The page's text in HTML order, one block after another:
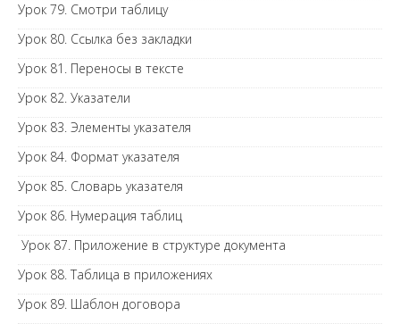
Урок 79. Смотри таблицу
Урок 80. Ссылка без закладки
Урок 81. Переносы в тексте
Урок 82. Указатели
Урок 83. Элементы указателя
Урок 84. Формат указателя
Урок 85. Словарь указателя
Урок 86. Нумерация таблиц
Урок 87. Приложение в структуре документа
Урок 88. Таблица в приложениях
Урок 89. Шаблон договора